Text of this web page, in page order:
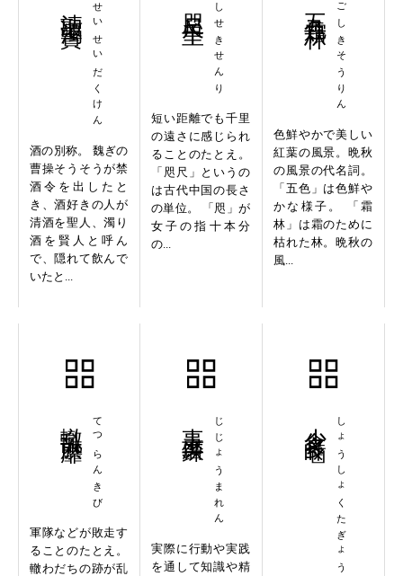
せいせいだくけん
酒の別称。 魏ぎの
曹操そうそうが禁
酒令を出したと
き、酒好きの人が
清酒を聖人、濁り
酒を賢人と呼ん
で、隠れて飲んで
いたと...
しせきせんり
短い距離でも千里
の遠さに感じられ
ることのたとえ。
「咫尺」というの
は古代中国の長さ
の単位。 「咫」が
女子の指十本分
の...
ごしきそうりん
色鮮やかで美しい
紅葉の風景。晩秋
の風景の代名詞。
「五色」は色鮮や
かな様子。 「霜
林」は霜のために
枯れた林。晩秋の
風...
てつらんきび
軍隊などが敗走す
ることのたとえ。
轍わだちの跡が乱
じじょうまれん
実際に行動や実践
を通して知識や精
しょうしょくたぎょう